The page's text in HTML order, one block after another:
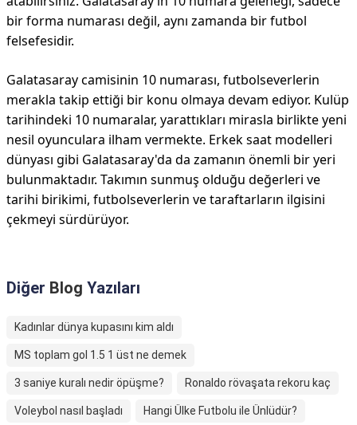
bir forma numarası değil, aynı zamanda bir futbol
felsefesidir.
Galatasaray camisinin 10 numarası, futbolseverlerin
merakla takip ettiği bir konu olmaya devam ediyor. Kulüp
tarihindeki 10 numaralar, yarattıkları mirasla birlikte yeni
nesil oyunculara ilham vermekte. Erkek saat modelleri
dünyası gibi Galatasaray'da da zamanın önemli bir yeri
bulunmaktadır. Takımın sunmuş olduğu değerleri ve
tarihi birikimi, futbolseverlerin ve taraftarların ilgisini
çekmeyi sürdürüyor.
Diğer Blog Yazıları
Kadınlar dünya kupasını kim aldı
MS toplam gol 1.5 1 üst ne demek
3 saniye kuralı nedir öpüşme? Ronaldo rövaşata rekoru kaç
Voleybol nasıl başladı Hangi Ülke Futbolu ile Ünlüdür?